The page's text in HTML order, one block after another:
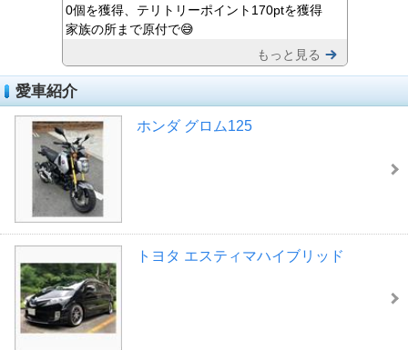
0個を獲得、テリトリーポイント170ptを獲得
家族の所まで原付で😅
もっと見る
愛車紹介
ホンダ グロム125
トヨタ エスティマハイブリッド